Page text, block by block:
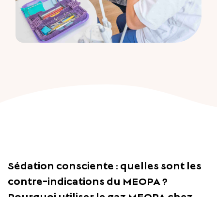
Sédation consciente : quelles sont les
contre-indications du MEOPA ?